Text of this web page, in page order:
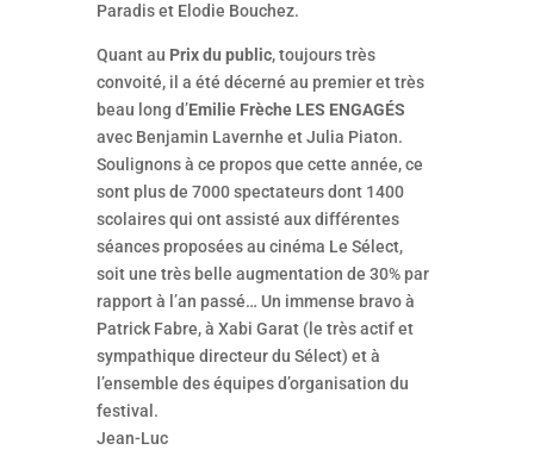
Paradis et Elodie Bouchez.
Quant au Prix du public, toujours très
convoité, il a été décerné au premier et très
beau long d’Emilie Frèche LES ENGAGÉS
avec Benjamin Lavernhe et Julia Piaton.
Soulignons à ce propos que cette année, ce
sont plus de 7000 spectateurs dont 1400
scolaires qui ont assisté aux différentes
séances proposées au cinéma Le Sélect,
soit une très belle augmentation de 30% par
rapport à l’an passé… Un immense bravo à
Patrick Fabre, à Xabi Garat (le très actif et
sympathique directeur du Sélect) et à
l’ensemble des équipes d’organisation du
festival.
Jean-Luc